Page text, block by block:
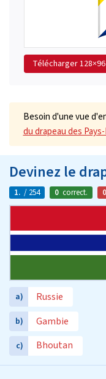
Télécharger
Besoin d'une vue
du drapeau des
Devinez le
1. / 254 0 correct. 0
a) Russie
b) Gambie
c) Bhoutan